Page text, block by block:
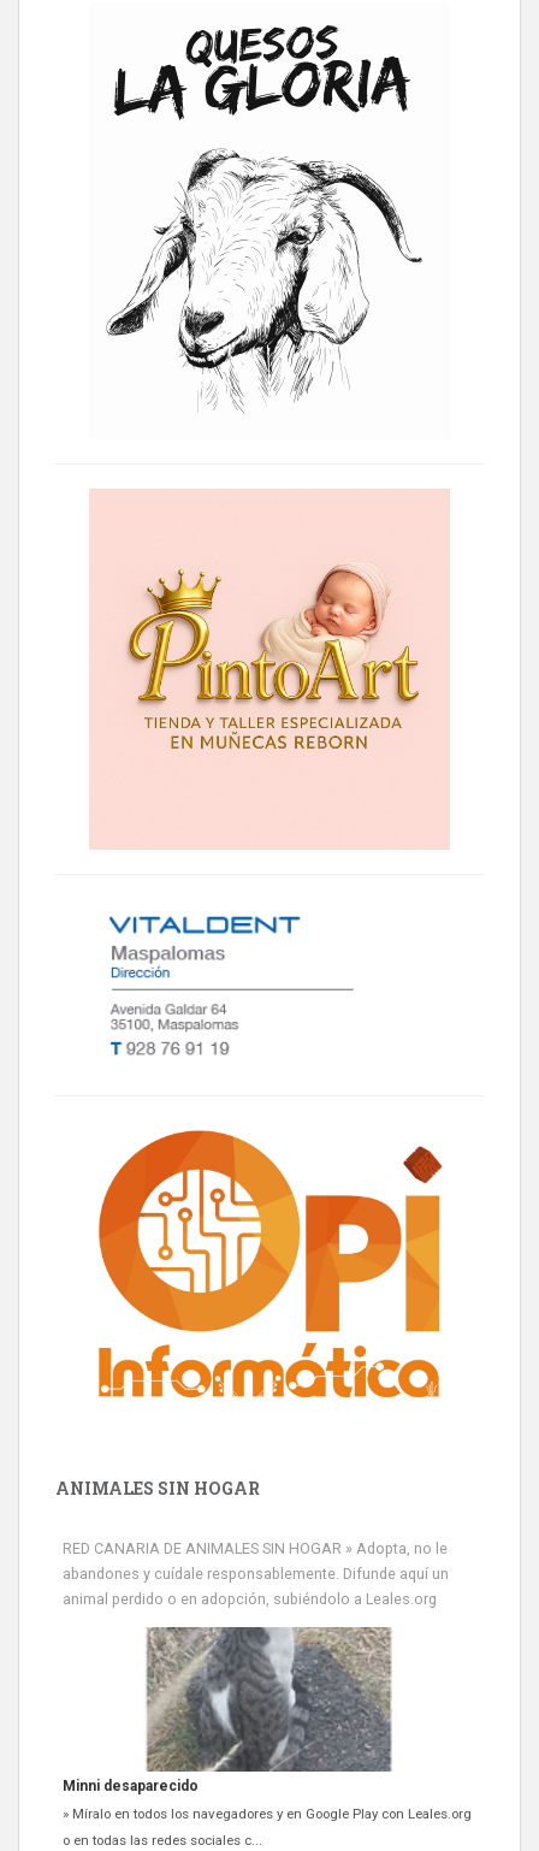
ANIMALES SIN HOGAR
RED CANARIA DE ANIMALES SIN HOGAR » Adopta, no le
abandones y cuídale responsablemente. Difunde aquí un
animal perdido o en adopción, subiéndolo a Leales.org
Minni desaparecido
» Míralo en todos los navegadores y en Google Play con Leales.org
o en todas las redes sociales c...